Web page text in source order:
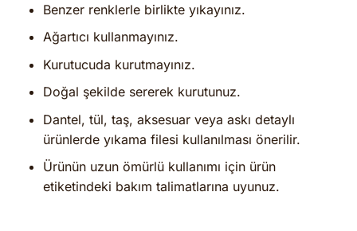
Benzer renklerle birlikte yıkayınız.
Ağartıcı kullanmayınız.
Kurutucuda kurutmayınız.
Doğal şekilde sererek kurutunuz.
Dantel, tül, taş, aksesuar veya askı detaylı
ürünlerde yıkama filesi kullanılması önerilir.
Ürünün uzun ömürlü kullanımı için ürün
etiketindeki bakım talimatlarına uyunuz.